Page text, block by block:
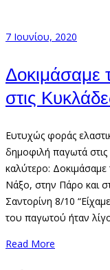
7 Ιουνίου, 2020
Δοκιμάσαμε
στις
Ευτυχώς φοράς
δημοφιλή παγωτά στις
καλύτερο:
Νάξο, στην Πάρο και
Σαντορίνη 8/10
του παγωτού ήταν
Read More